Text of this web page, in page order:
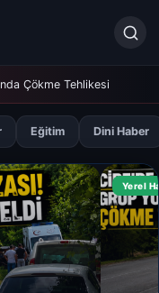
Çökme Tehlikesi
Eğitim Dini Haber
Yerel